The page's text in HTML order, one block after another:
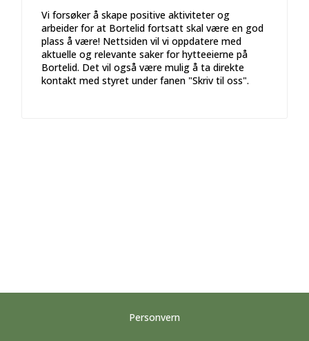
Vi forsøker å skape positive aktiviteter og
arbeider for at Bortelid fortsatt skal være en god
plass å være! Nettsiden vil vi oppdatere med
aktuelle og relevante saker for hytteeierne på
Bortelid. Det vil også være mulig å ta direkte
kontakt med styret under fanen "Skriv til oss".
Personvern